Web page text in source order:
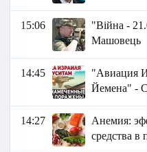
15:06
"Війна -
Машовець
14:45
"Авиация
Йемена" -
14:27
Анемия:
средства в